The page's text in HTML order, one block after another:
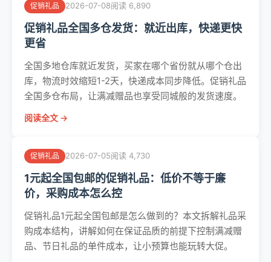
促销礼品 2026-07-08阅读 6,890
促销礼品全国多仓发货：就近出库，快递更快
更省
全国多地仓库就近发货，买家在哪个省份就从哪个仓出
库，物流时效缩短1-2天，快递成本同步降低。促销礼品
全国多仓布局，让满减赠品也享受同城般的发货速度。
阅读全文 →
促销礼品 2026-07-05阅读 4,730
1元起全国包邮的促销礼品：低价不等于廉
价，采购成本怎么控
促销礼品1元起全国包邮是怎么做到的？本文拆解礼品采
购成本结构，讲解如何在保证品质的前提下控制满减赠
品、节日礼品的单件成本，让小预算也能玩转大促。